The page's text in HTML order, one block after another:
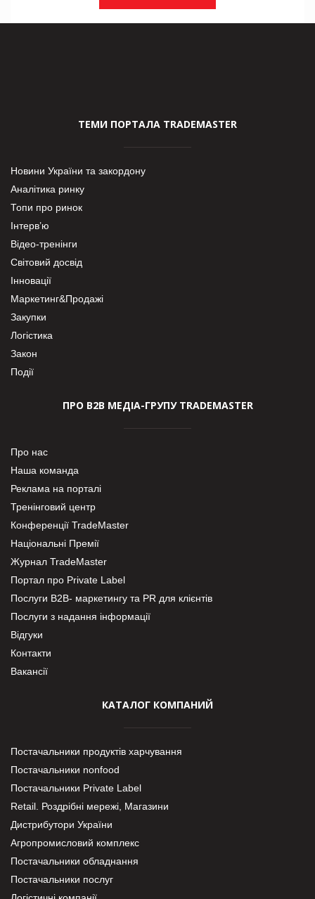
ТЕМИ ПОРТАЛА TRADEMASTER
Новини України та закордону
Аналітика ринку
Топи про ринок
Інтерв’ю
Відео-тренінги
Світовий досвід
Інновації
Маркетинг&Продажі
Закупки
Логістика
Закон
Події
ПРО В2В МЕДІА-ГРУПУ TRADEMASTER
Про нас
Наша команда
Реклама на порталі
Тренінговий центр
Конференції TradeMaster
Національні Премії
Журнал TradeMaster
Портал про Private Label
Послуги В2В- маркетингу та PR для клієнтів
Послуги з надання інформації
Відгуки
Контакти
Вакансії
КАТАЛОГ КОМПАНИЙ
Постачальники продуктів харчування
Постачальники nonfood
Постачальники Private Label
Retail. Роздрібні мережі, Магазини
Дистрибутори України
Агропромисловий комплекс
Постачальники обладнання
Постачальники послуг